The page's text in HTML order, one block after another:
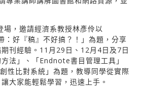
，邀請經濟系教授林彥伶以
：好『稿』不好搞？！」為題，分享
刊經驗。11月29日、12月4日及7日
法」、「Endnote書目管理工具」
性比對系統」為題，教導同學從實際
大家能輕鬆學習，迅速上手。